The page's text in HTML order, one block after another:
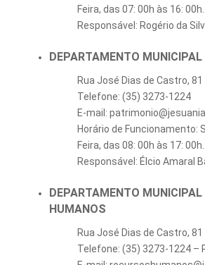
Feira, das 07: 00h às 16: 00h.
Responsável: Rogério da
DEPARTAMENTO
Rua José Dias de Castro,
Telefone: (35) 3273-1224
E-mail:
Horário de Funcionamento:
Feira, das 08: 00h às 17: 00h.
Responsável: Élcio Amaral
DEPARTAMENTO MUNICIPAL
HUMANOS
Rua José Dias de Castro,
Telefone: (35) 3273-1224 –